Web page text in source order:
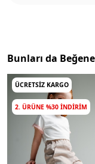
Bunları da
ÜCRETSIZ KARGO
2. ÜRÜNE %30 INDIRIM